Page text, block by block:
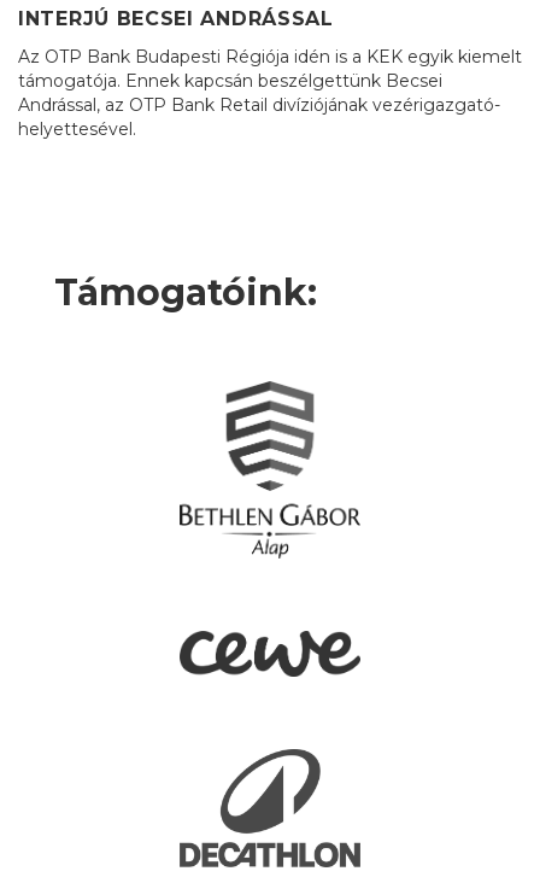
INTERJÚ BECSEI ANDRÁSSAL
Az OTP Bank Budapesti Régiója idén is a KEK egyik kiemelt
támogatója. Ennek kapcsán beszélgettünk Becsei
Andrással, az OTP Bank Retail divíziójának vezérigazgató-
helyettesével.
Támogatóink: